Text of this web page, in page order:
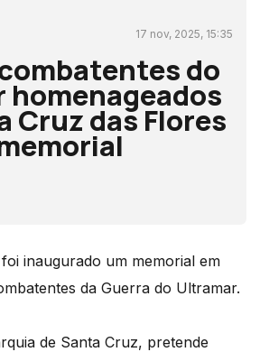
17 nov, 2025, 15:35
do
homenageados
Cruz das Flores
inaugurado um memorial em
da Guerra do Ultramar.
de Santa Cruz, pretende